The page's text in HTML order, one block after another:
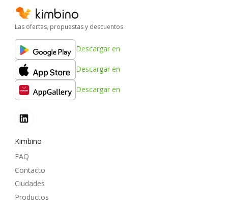
Las ofertas, propuestas y descuentos
Descargar en
Descargar en
Descargar en
Kimbino
FAQ
Contacto
Ciudades
Productos